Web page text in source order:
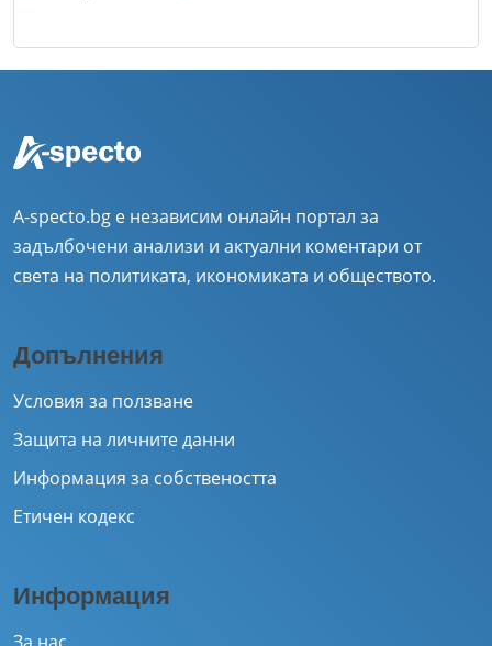
A-specto.bg е независим онлайн портал за
задълбочени анализи и актуални коментари от
света на политиката, икономиката и обществото.
Допълнения
Условия за ползване
Защита на личните данни
Информация за собствеността
Етичен кодекс
Информация